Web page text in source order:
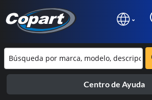
Centro de Ayuda